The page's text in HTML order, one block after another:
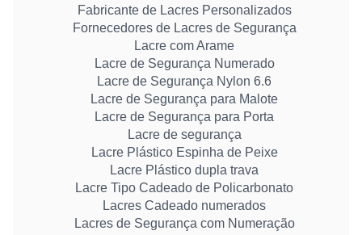
Fabricante de Lacres Personalizados
Fornecedores de Lacres de Segurança
Lacre com Arame
Lacre de Segurança Numerado
Lacre de Segurança Nylon 6.6
Lacre de Segurança para Malote
Lacre de Segurança para Porta
Lacre de segurança
Lacre Plástico Espinha de Peixe
Lacre Plástico dupla trava
Lacre Tipo Cadeado de Policarbonato
Lacres Cadeado numerados
Lacres de Segurança com Numeração